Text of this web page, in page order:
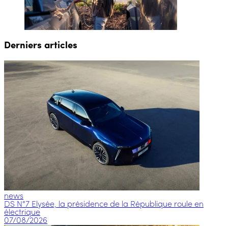
Derniers articles
news
DS N°7 Elysée, la présidence de la République roule en
électrique
07/08/2026